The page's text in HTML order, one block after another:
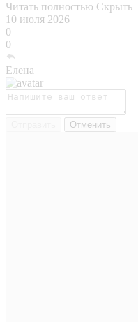
Читать полностью Скрыть
10 июля 2026
0
0
Елена
Отменить